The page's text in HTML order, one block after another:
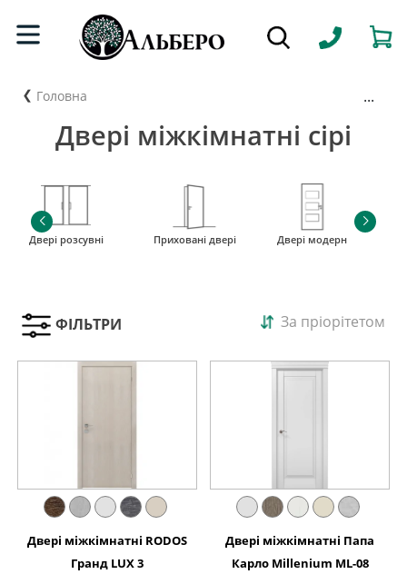
Головна ...
Двері міжкімнатні сірі
Двері розсувні Приховані двері Двері модерн
ФІЛЬТРИ За пріорітетом
Двері міжкімнатні RODOS
Гранд LUX 3
Двері міжкімнатні Папа
Карло Millenium ML-08